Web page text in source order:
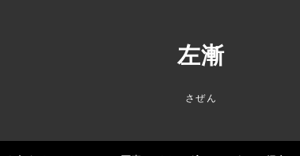
左漸
さぜん